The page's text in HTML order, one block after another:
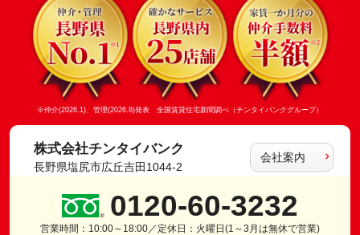
※仲介(2026.1)、管理(2026.8)発表 全国賃貸住宅新聞調べ（チンタイバンクグループ）
株式会社チンタイバンク
長野県塩尻市広丘吉田1044-2
会社案内
0120-60-3232
営業時間：10:00～18:00／定休日：火曜日(1～3月は無休で営業)